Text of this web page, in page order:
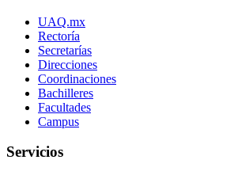
UAQ.mx
Rectoría
Secretarías
Direcciones
Coordinaciones
Bachilleres
Facultades
Campus
Servicios